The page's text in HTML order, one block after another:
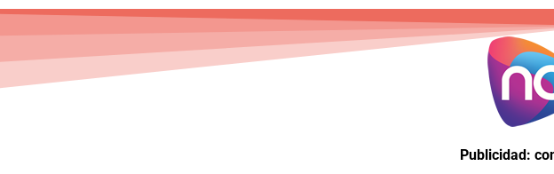
Publicidad: